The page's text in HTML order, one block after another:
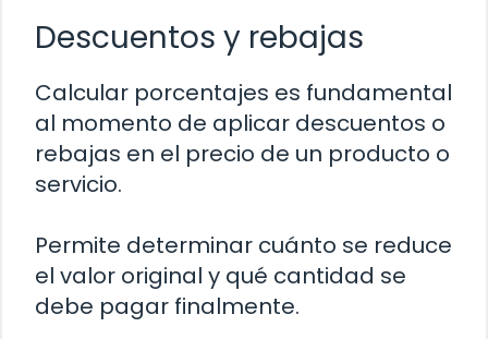
Descuentos y rebajas
Calcular porcentajes es fundamental
al momento de aplicar descuentos o
rebajas en el precio de un producto o
servicio.
Permite determinar cuánto se reduce
el valor original y qué cantidad se
debe pagar finalmente.